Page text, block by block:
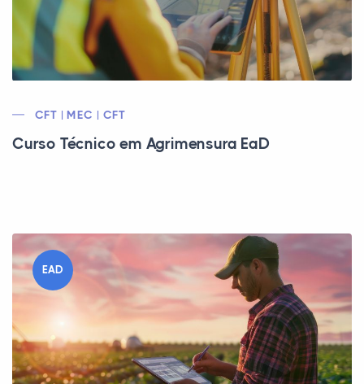
CFT | MEC | CFT
Curso Técnico em Agrimensura EaD
EAD